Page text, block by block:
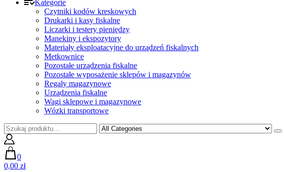
Kategorie
Czytniki kodów kreskowych
Drukarki i kasy fiskalne
Liczarki i testery pieniędzy
Manekiny i ekspozytory
Materiały eksploatacyjne do urządzeń fiskalnych
Metkownice
Pozostałe urządzenia fiskalne
Pozostałe wyposażenie sklepów i magazynów
Regały magazynowe
Urządzenia fiskalne
Wagi sklepowe i magazynowe
Wózki transportowe
0
0,00 zł